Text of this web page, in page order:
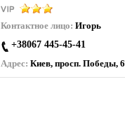
Контактное лицо: Игорь
+38067 445-45-41
Адрес: Киев, просп. Победы,